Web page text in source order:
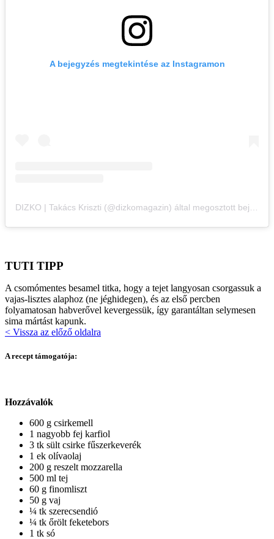
A bejegyzés megtekintése az Instagramon
TUTI TIPP
A csomómentes besamel titka, hogy a tejet langyosan csorgassuk a
vajas-lisztes alaphoz (ne jéghidegen), és az első percben
folyamatosan habverővel kevergessük, így garantáltan selymesen
sima mártást kapunk.
< Vissza az előző oldalra
A recept támogatója:
Hozzávalók
600 g csirkemell
1 nagyobb fej karfiol
3 tk sült csirke fűszerkeverék
1 ek olívaolaj
200 g reszelt mozzarella
500 ml tej
60 g finomliszt
50 g vaj
¼ tk szerecsendió
¼ tk őrölt feketebors
1 tk só